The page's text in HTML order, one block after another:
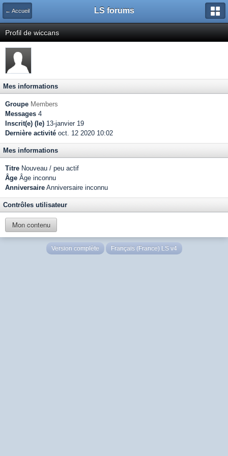
← Accueil LS forums
Profil de wiccans
Mes informations
Groupe Members
Messages 4
Inscrit(e) (le) 13-janvier 19
Dernière activité oct. 12 2020 10:02
Mes informations
Titre Nouveau / peu actif
Âge Âge inconnu
Anniversaire Anniversaire inconnu
Contrôles utilisateur
Mon contenu
Version complète Français (France) LS v4